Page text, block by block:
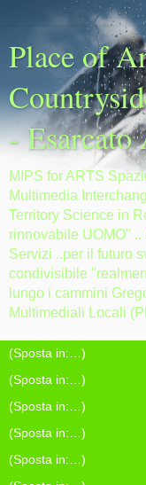
Place of
- Esarcato
MIPS for ARTS
Multimedia
Territory Science in
rinnovabile UOMO"
Servizi ..per il futuro
condivisibile
lungo i cammini
Multimediali Locali